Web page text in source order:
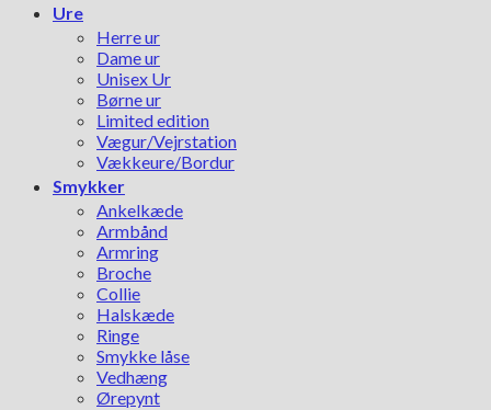
Ure
Herre ur
Dame ur
Unisex Ur
Børne ur
Limited edition
Vægur/Vejrstation
Vækkeure/Bordur
Smykker
Ankelkæde
Armbånd
Armring
Broche
Collie
Halskæde
Ringe
Smykke låse
Vedhæng
Ørepynt